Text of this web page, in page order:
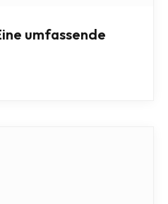
umfassende